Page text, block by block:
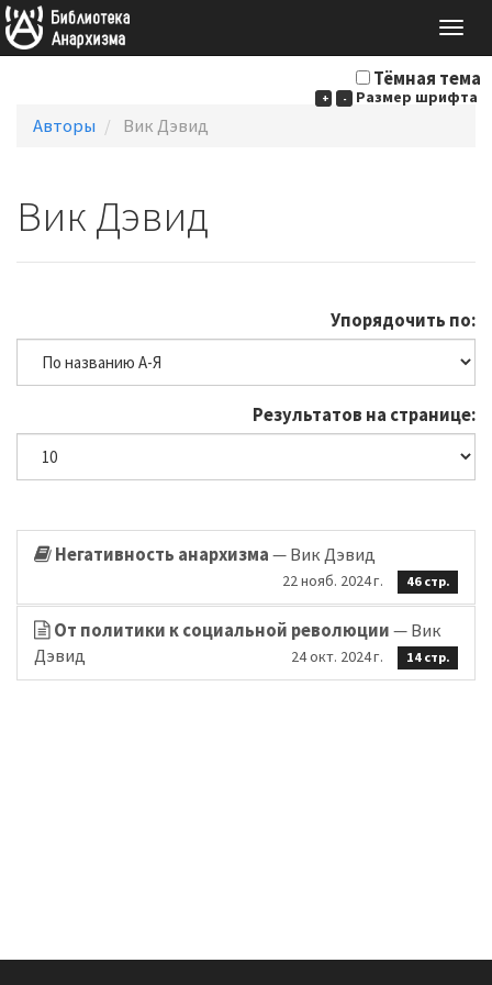
Тёмная тема
+ - Размер шрифта
Авторы Вик Дэвид
Вик Дэвид
Упорядочить по:
Результатов на странице:
Негативность анархизма— Вик Дэвид
22 нояб. 2024 г. 46 стр.
От политики к социальной революции— Вик
Дэвид
24 окт. 2024 г. 14 стр.